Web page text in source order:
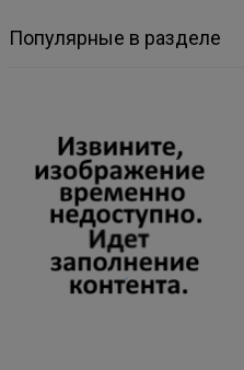
Популярные в разделе